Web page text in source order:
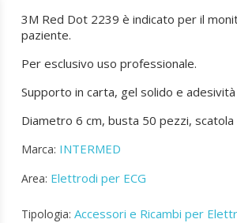
3M Red Dot 2239 è indicato per il
paziente.
Per esclusivo uso professionale.
Supporto in carta, gel solido e
Diametro 6 cm, busta 50 pezzi,
Marca: INTERMED
Area: Elettrodi per ECG
Tipologia: Accessori e Ricambi per